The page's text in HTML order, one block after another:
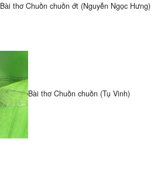
Bài thơ Chuồn chuồn ớt (Nguyễn Ngọc Hưng)
Bài thơ Chuồn chuồn (Tụ Vinh)